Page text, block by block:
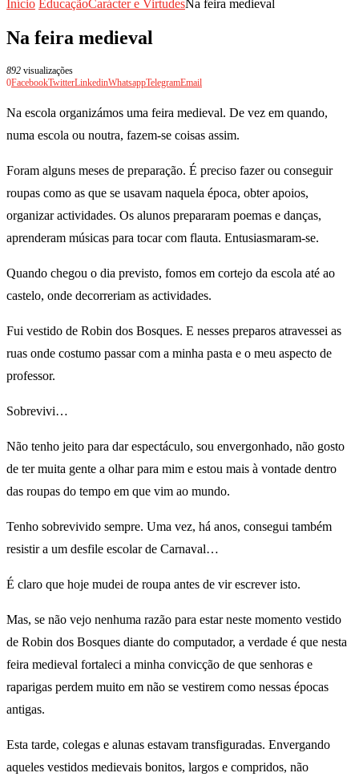
Início EducaçãoCarácter e VirtudesNa feira medieval
Na feira medieval
892 visualizações
0FacebookTwitterLinkedinWhatsappTelegramEmail
Na escola organizámos uma feira medieval. De vez em quando,
numa escola ou noutra, fazem-se coisas assim.
Foram alguns meses de preparação. É preciso fazer ou conseguir
roupas como as que se usavam naquela época, obter apoios,
organizar actividades. Os alunos prepararam poemas e danças,
aprenderam músicas para tocar com flauta. Entusiasmaram-se.
Quando chegou o dia previsto, fomos em cortejo da escola até ao
castelo, onde decorreriam as actividades.
Fui vestido de Robin dos Bosques. E nesses preparos atravessei as
ruas onde costumo passar com a minha pasta e o meu aspecto de
professor.
Sobrevivi…
Não tenho jeito para dar espectáculo, sou envergonhado, não gosto
de ter muita gente a olhar para mim e estou mais à vontade dentro
das roupas do tempo em que vim ao mundo.
Tenho sobrevivido sempre. Uma vez, há anos, consegui também
resistir a um desfile escolar de Carnaval…
É claro que hoje mudei de roupa antes de vir escrever isto.
Mas, se não vejo nenhuma razão para estar neste momento vestido
de Robin dos Bosques diante do computador, a verdade é que nesta
feira medieval fortaleci a minha convicção de que senhoras e
raparigas perdem muito em não se vestirem como nessas épocas
antigas.
Esta tarde, colegas e alunas estavam transfiguradas. Envergando
aqueles vestidos medievais bonitos, largos e compridos, não